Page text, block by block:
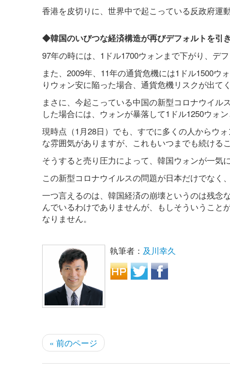
香港を皮切りに、世界中で起こっている反政府運
◆韓国のいびつな経済構造が再びデフォルトを引
97年の時には、1ドル1700ウォンまで下がり、デ
また、2009年、11年の通貨危機には1ドル1500ウ
りウォン安に陥った場合、通貨危機リスクが出て
まさに、今起こっている中国の新型コロナウイル
した場合には、ウォンが暴落して1ドル1250ウォ
現時点（1月28日）でも、すでに多くの人からウ
な雰囲気がありますが、これもいつまでも続ける
そうすると売り圧力によって、韓国ウォンが一気
この新型コロナウイルスの問題が日本だけでなく
一つ言えるのは、韓国経済の崩壊というのは残念
んでいるわけでありませんが、もしそういうこと
なりません。
執筆者： 及川幸久
« 前のページ